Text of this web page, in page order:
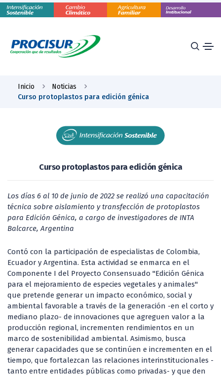
Inicio
Noticias
Curso protoplastos para edición génica
Curso protoplastos para edición génica
Los días 6 al 10 de junio de 2022 se realizó una capacitación
técnica sobre aislamiento y transfección de protoplastos
para Edición Génica, a cargo de investigadores de INTA
Balcarce, Argentina
Contó con la participación de especialistas de Colombia,
Ecuador y Argentina. Esta actividad se enmarca en el
Componente I del Proyecto Consensuado "Edición Génica
para el mejoramiento de especies vegetales y animales"
que pretende generar un impacto económico, social y
ambiental favorable a través de la generación -en el corto y
mediano plazo- de innovaciones que agreguen valor a la
producción regional, incrementen rendimientos en un
marco de sostenibilidad ambiental. Asimismo, busca
generar capacidades que se continúen e incrementen en el
tiempo, que fortalezcan las relaciones interinstitucionales -
tanto entre entidades públicas como privadas- y que den